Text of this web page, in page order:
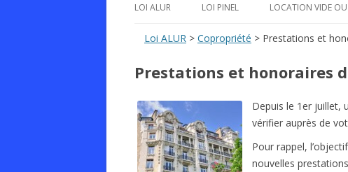
LOI ALUR LOI PINEL LOCATION VIDE OU
Loi ALUR > Copropriété > Prestations et
Prestations et honoraires
Depuis le 1er juillet,
vérifier auprès de
Pour rappel,
nouvelles